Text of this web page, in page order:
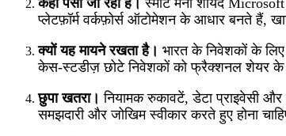
प्लेटफ़ॉर्म वर्कफ़ोर्स ऑटोमेशन के आधार बनते हैं,
क्यों यह मायने रखता है। भारत के निवेशकों के
केस-स्टडीज़ छोटे निवेशकों को फ्रैक्शनल शेयर के
छुपा खतरा। नियामक रुकावटें, डेटा प्राइवेसी
समझदारी और जोखिम स्वीकार करते हुए होना